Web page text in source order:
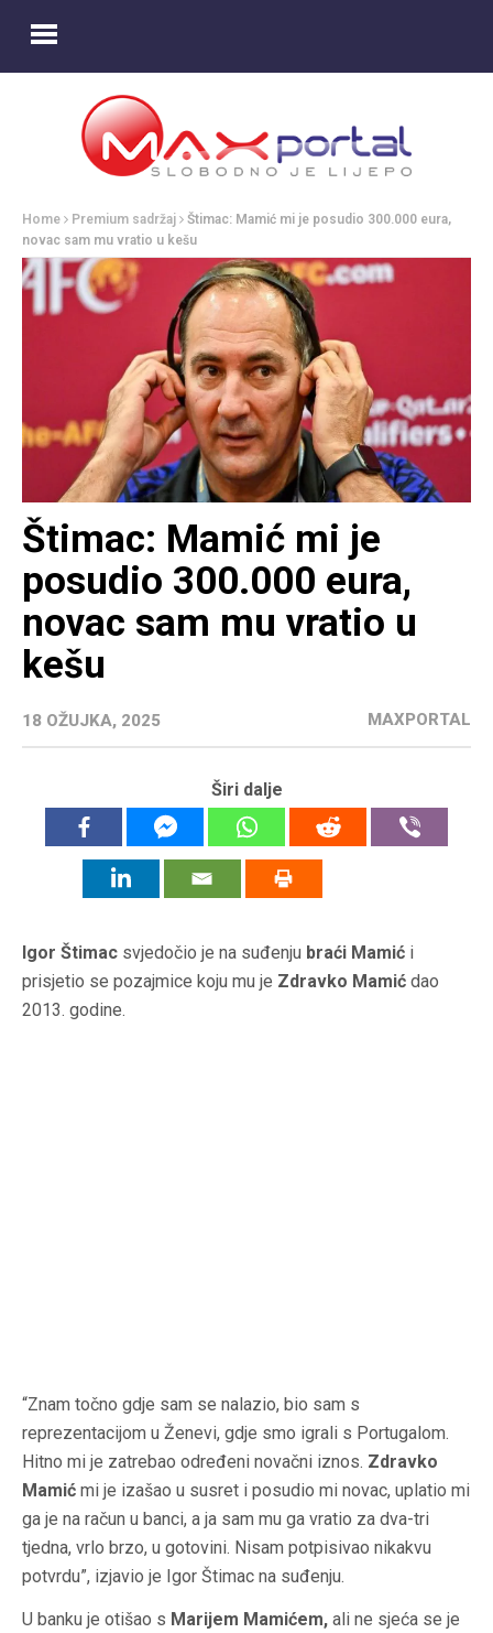
Home Premium sadržaj
Štimac: Mamić mi je posudio 300.000 eura,
novac sam mu vratio u kešu
Štimac: Mamić mi je
posudio 300.000 eura,
novac sam mu vratio u
kešu
18 OŽUJKA, 2025 MAXPORTAL
Širi dalje
Igor Štimac svjedočio je na suđenju braći Mamić i
prisjetio se pozajmice koju mu je Zdravko Mamić dao
2013. godine.
“Znam točno gdje sam se nalazio, bio sam s
reprezentacijom u Ženevi, gdje smo igrali s Portugalom.
Hitno mi je zatrebao određeni novačni iznos. Zdravko
Mamić mi je izašao u susret i posudio mi novac, uplatio mi
ga je na račun u banci, a ja sam mu ga vratio za dva-tri
tjedna, vrlo brzo, u gotovini. Nisam potpisivao nikakvu
potvrdu”, izjavio je Igor Štimac na suđenju.
U banku je otišao s Marijem Mamićem, ali ne sjeća se je